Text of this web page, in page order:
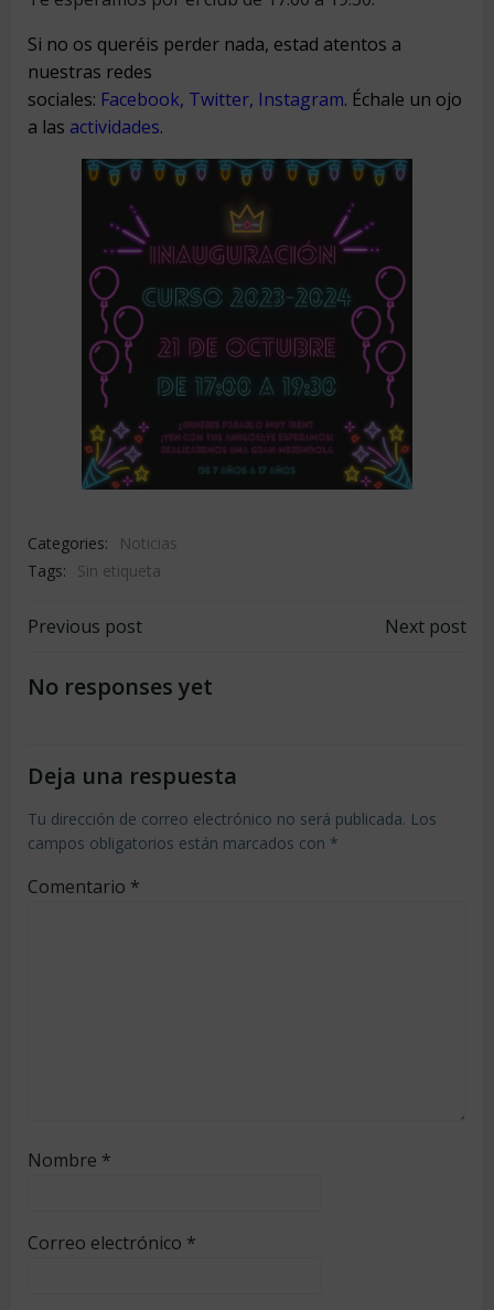
Si no os queréis perder nada, estad atentos a
nuestras redes
sociales: Facebook, Twitter, Instagram. Échale un ojo
a las actividades.
Categories:
Noticias
Tags:
Sin etiqueta
Navegación
por
entradas
Previous post
Navegación
entradas
Next post
No responses yet
Deja una respuesta
Tu dirección de correo electrónico no será publicada. Los
campos obligatorios están marcados con *
Comentario *
Nombre *
Correo electrónico *